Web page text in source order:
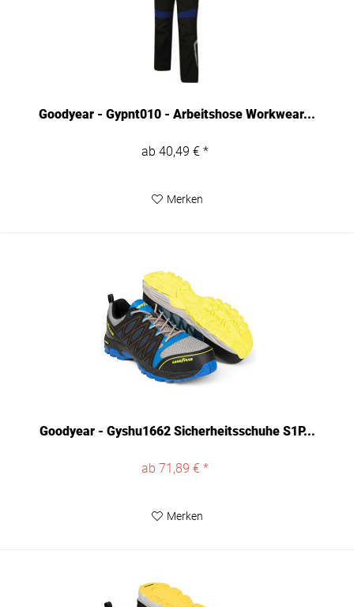
Goodyear - Gypnt010 - Arbeitshose Workwear...
ab 40,49 € *
Merken
Goodyear - Gyshu1662 Sicherheitsschuhe S1P...
ab 71,89 € *
Merken